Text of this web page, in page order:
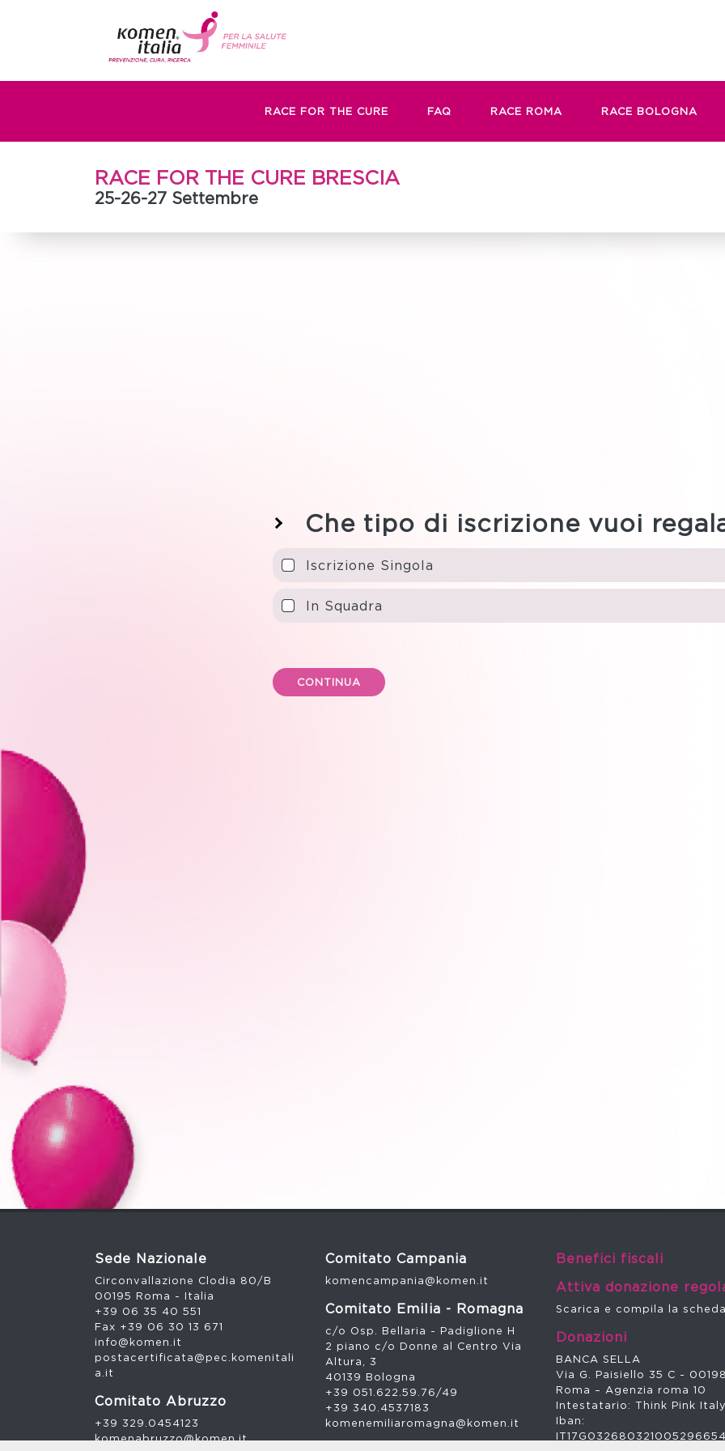
RACE FOR THE CURE FAQ RACE ROMA RACE BOLOGNA
RACE FOR THE CURE BRESCIA
25-26-27 Settembre
Che tipo di iscrizione vuoi
Iscrizione Singola
In Squadra
CONTINUA
Sede Nazionale
Circonvallazione Clodia 80/B
00195 Roma - Italia
+39 06 35 40 551
Fax +39 06 30 13 671
info@komen.it
postacertificata@pec.komenitali
a.it
Comitato Abruzzo
+39 329.0454123
komenabruzzo@komen.it
Comitato Campania
komencampania@komen.it
Comitato Emilia - Romagna
c/o Osp. Bellaria - Padiglione H
2 piano c/o Donne al Centro Via
Altura, 3
40139 Bologna
+39 051.622.59.76/49
+39 340.4537183
komenemiliaromagna@komen.it
Benefici fiscali
Attiva donazione
Scarica e compila la
Donazioni
BANCA SELLA
Via G. Paisiello 35 C -
Roma – Agenzia roma 10
Intestatario: Think Pink
Iban: